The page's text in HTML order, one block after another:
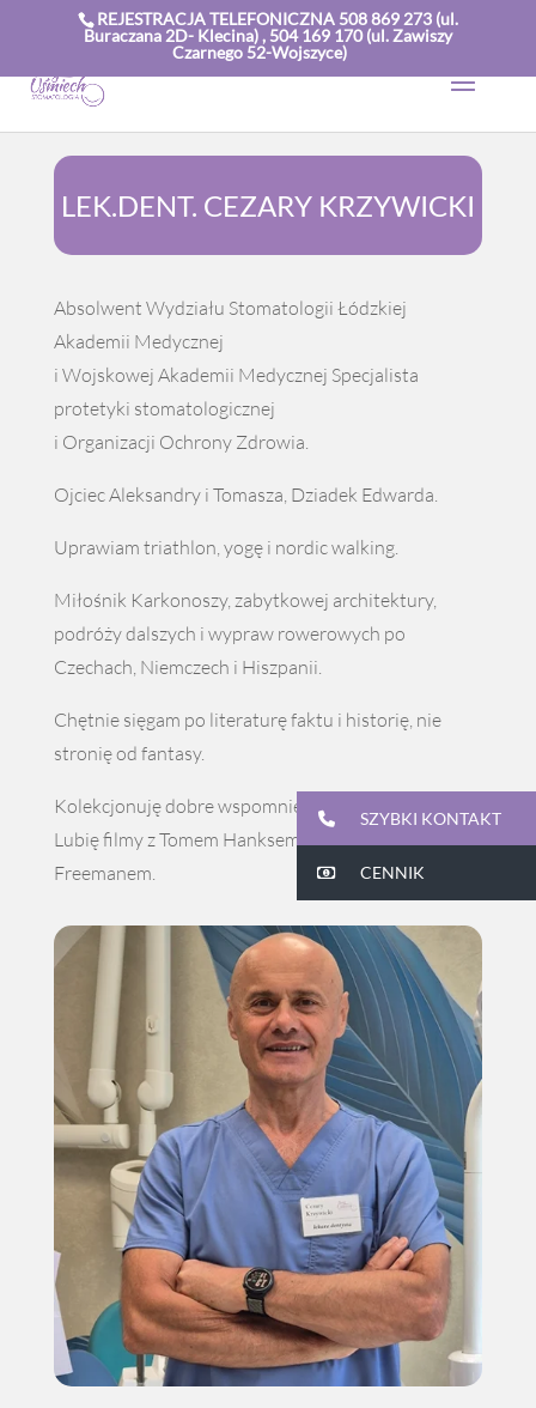
REJESTRACJA TELEFONICZNA 508 869 273 (ul.
Buraczana 2D- Klecina) , 504 169 170 (ul. Zawiszy
Czarnego 52-Wojszyce)
LEK.DENT. CEZARY KRZYWICKI
Absolwent Wydziału Stomatologii Łódzkiej
Akademii Medycznej
i Wojskowej Akademii Medycznej Specjalista
protetyki stomatologicznej
i Organizacji Ochrony Zdrowia.
Ojciec Aleksandry i Tomasza, Dziadek Edwarda.
Uprawiam triathlon, yogę i nordic walking.
Miłośnik Karkonoszy, zabytkowej architektury,
podróży dalszych i wypraw rowerowych po
Czechach, Niemczech i Hiszpanii.
Chętnie sięgam po literaturę faktu i historię, nie
stronię od fantasy.
Kolekcjonuję dobre wspomnienia i stare pocztówki.
Lubię filmy z Tomem Hanksem i Morganem
Freemanem.
SZYBKI KONTAKT
CENNIK